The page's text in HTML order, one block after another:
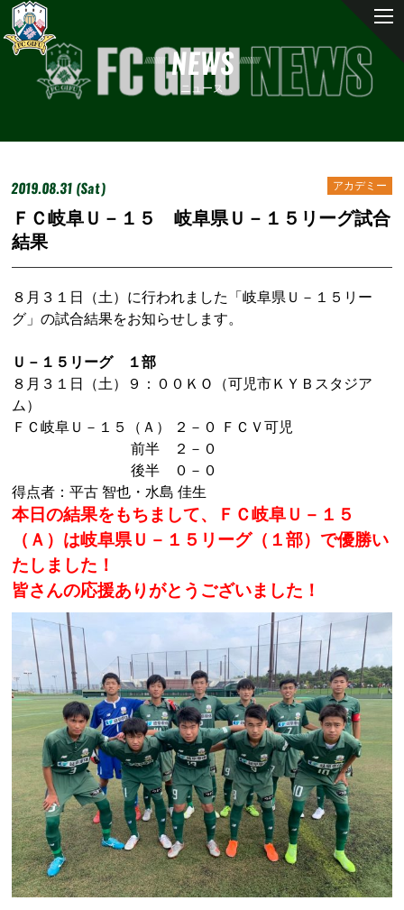
NEWS
ニュース
2019.08.31 (Sat) アカデミー
ＦＣ岐阜Ｕ－１５ 岐阜県Ｕ－１５リーグ試合
結果
８月３１日（土）に行われました「岐阜県Ｕ－１５リー
グ」の試合結果をお知らせします。
Ｕ－１５リーグ １部
８月３１日（土）９：００ＫＯ（可児市ＫＹＢスタジア
ム）
ＦＣ岐阜Ｕ－１５（Ａ） ２－０ ＦＣＶ可児
前半 ２－０
後半 ０－０
得点者：平古 智也・水島 佳生
本日の結果をもちまして、ＦＣ岐阜Ｕ－１５
（Ａ）は岐阜県Ｕ－１５リーグ（１部）で優勝い
たしました！
皆さんの応援ありがとうございました！